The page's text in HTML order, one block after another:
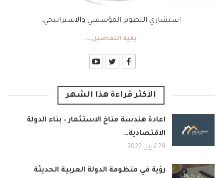
استشاري التطوير المؤسسي والاستراتيجي.
بقية التفاصيل...
الأكثر قراءة هذا الشهر
اعادة هندسة مناخ الاستثمار – بناء الدولة
الاقتصادية…
29 أبريل 2022
رؤية في منظومة الدولة العربية الحديثة